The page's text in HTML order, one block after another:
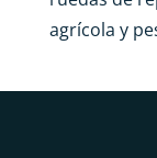
agrícola y